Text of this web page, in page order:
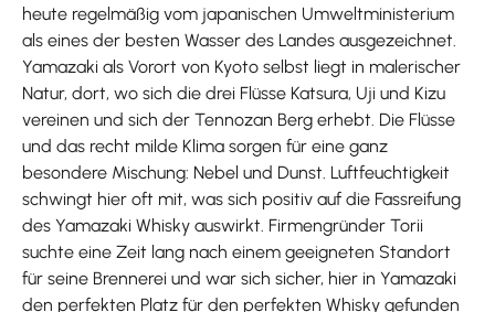
heute regelmäßig vom japanischen Umweltministerium
als eines der besten Wasser des Landes ausgezeichnet.
Yamazaki als Vorort von Kyoto selbst liegt in malerischer
Natur, dort, wo sich die drei Flüsse Katsura, Uji und Kizu
vereinen und sich der Tennozan Berg erhebt. Die Flüsse
und das recht milde Klima sorgen für eine ganz
besondere Mischung: Nebel und Dunst. Luftfeuchtigkeit
schwingt hier oft mit, was sich positiv auf die Fassreifung
des Yamazaki Whisky auswirkt. Firmengründer Torii
suchte eine Zeit lang nach einem geeigneten Standort
für seine Brennerei und war sich sicher, hier in Yamazaki
den perfekten Platz für den perfekten Whisky gefunden